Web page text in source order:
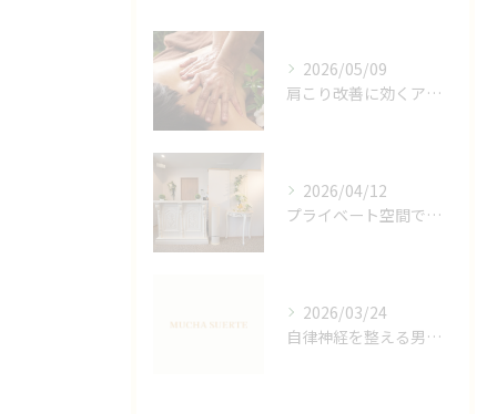
2026/05/09
肩こり改善に効くアロマリンパの手技と効果
2026/04/12
プライベート空間で極上アロマリンパケアの効果
2026/03/24
自律神経を整える男性オイルマッサージ